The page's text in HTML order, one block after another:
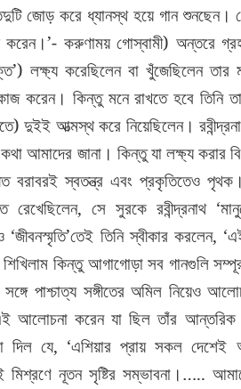
জোড় করে ধ্যানস্থ হয়ে গান শুনছেন।
করেন।’- করুণাময় গোস্বামী) অন্তরে
লক্ষ্য করেছিলেন বা খুঁজেছিলেন তার
করেন। কিন্তু মনে রাখতে হবে তিনি
দুইই আত্মস্থ করে নিয়েছিলেন।
আমাদের জানা। কিন্তু যা লক্ষ্য করার
বরাবরই স্বতন্ত্র এবং প্রকৃতিতেও
সে সুরকে রবীন্দ্রনাথ
‘জীবনস্মৃতি’তেই তিনি স্বীকার
কিন্তু আগাগোড়া সব গানগুলি
সঙ্গে পাশ্চাত্য সঙ্গীতের অমিল নিয়েও
এই আলোচনা করেন যা ছিল তাঁর
যে, ‘এশিয়ার প্রায় সকল দেশেই
নূতন সৃষ্টির সম্ভাবনা।…..